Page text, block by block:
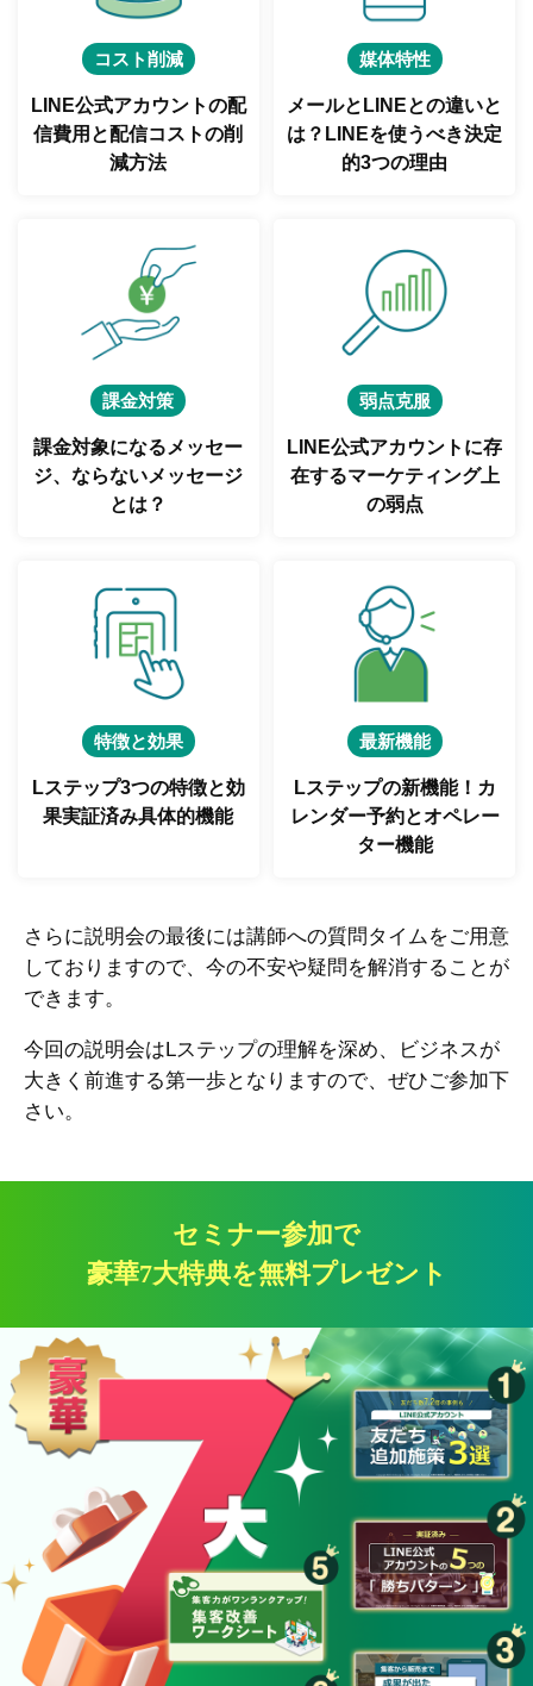
コスト削減
LINE公式アカウントの配
信費用と配信コストの削
減方法
媒体特性
メールとLINEとの違いと
は？ LINEを使うべき決定
的3つの理由
課金対策
課金対象になるメッセー
ジ、ならないメッセージ
とは？
弱点克服
LINE公式アカウントに存
在するマーケティング上
の弱点
特徴と効果
Lステップ3つの特徴と効
果実証済み具体的機能
最新機能
Lステップの新機能！ カ
レンダー予約とオペレー
ター機能
さらに説明会の最後には講師への質問タイムをご用意
しておりますので、今の不安や疑問を解消することが
できます。
今回の説明会はLステップの理解を深め、ビジネスが
大きく前進する第一歩となりますので、ぜひご参加下
さい。
セミナー参加で
豪華7大特典を無料プレゼント